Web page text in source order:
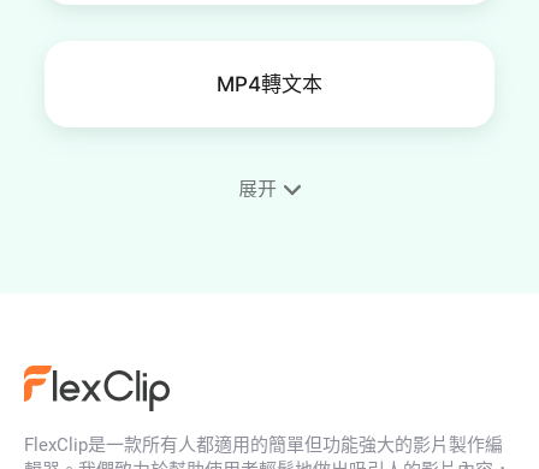
MP4轉文本
AI字幕翻譯
展开
FlexClip是一款所有人都適用的簡單但功能強大的影片製作編